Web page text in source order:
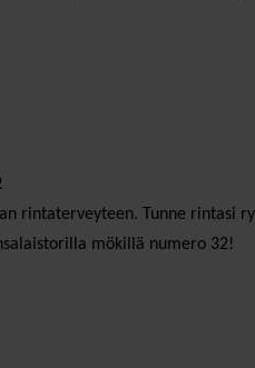
rintaterveyteen. Tunne rintasi
mökillä numero 32!